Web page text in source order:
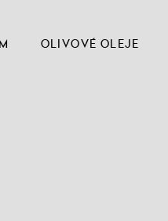
OLIVOVÉ OLEJE